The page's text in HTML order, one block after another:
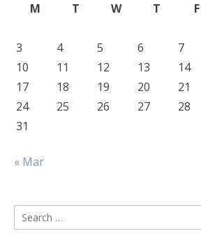
M
T W T F
3
4 5 6 7
10
11 12 13 14
17
18 19 20 21
24
25 26 27 28
31
« Mar
Search
for: